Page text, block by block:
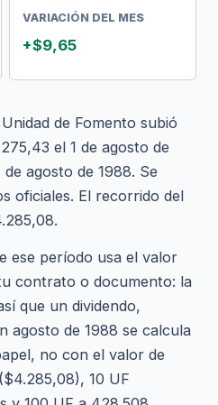
VARIACIÓN DEL MES
+$9,65
de Fomento subió
el 1 de agosto de
agosto de 1988. Se
oficiales. El recorrido del
ese período usa el valor
contrato o documento: la
que un dividendo,
agosto de 1988 se calcula
no con el valor de
10 UF